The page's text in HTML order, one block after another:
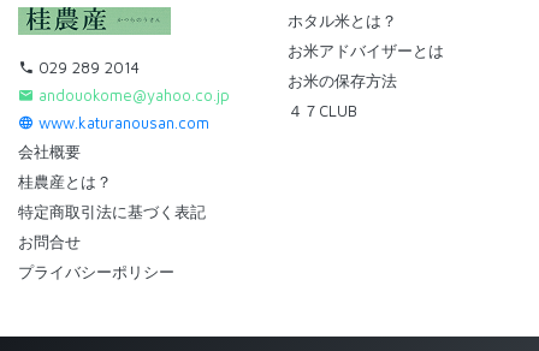
029 289 2014
andouokome@yahoo.co.jp
www.katuranousan.com
ホタル米とは？
お米アドバイザーとは
お米の保存方法
４７CLUB
会社概要
桂農産とは？
特定商取引法に基づく表記
お問合せ
プライバシーポリシー